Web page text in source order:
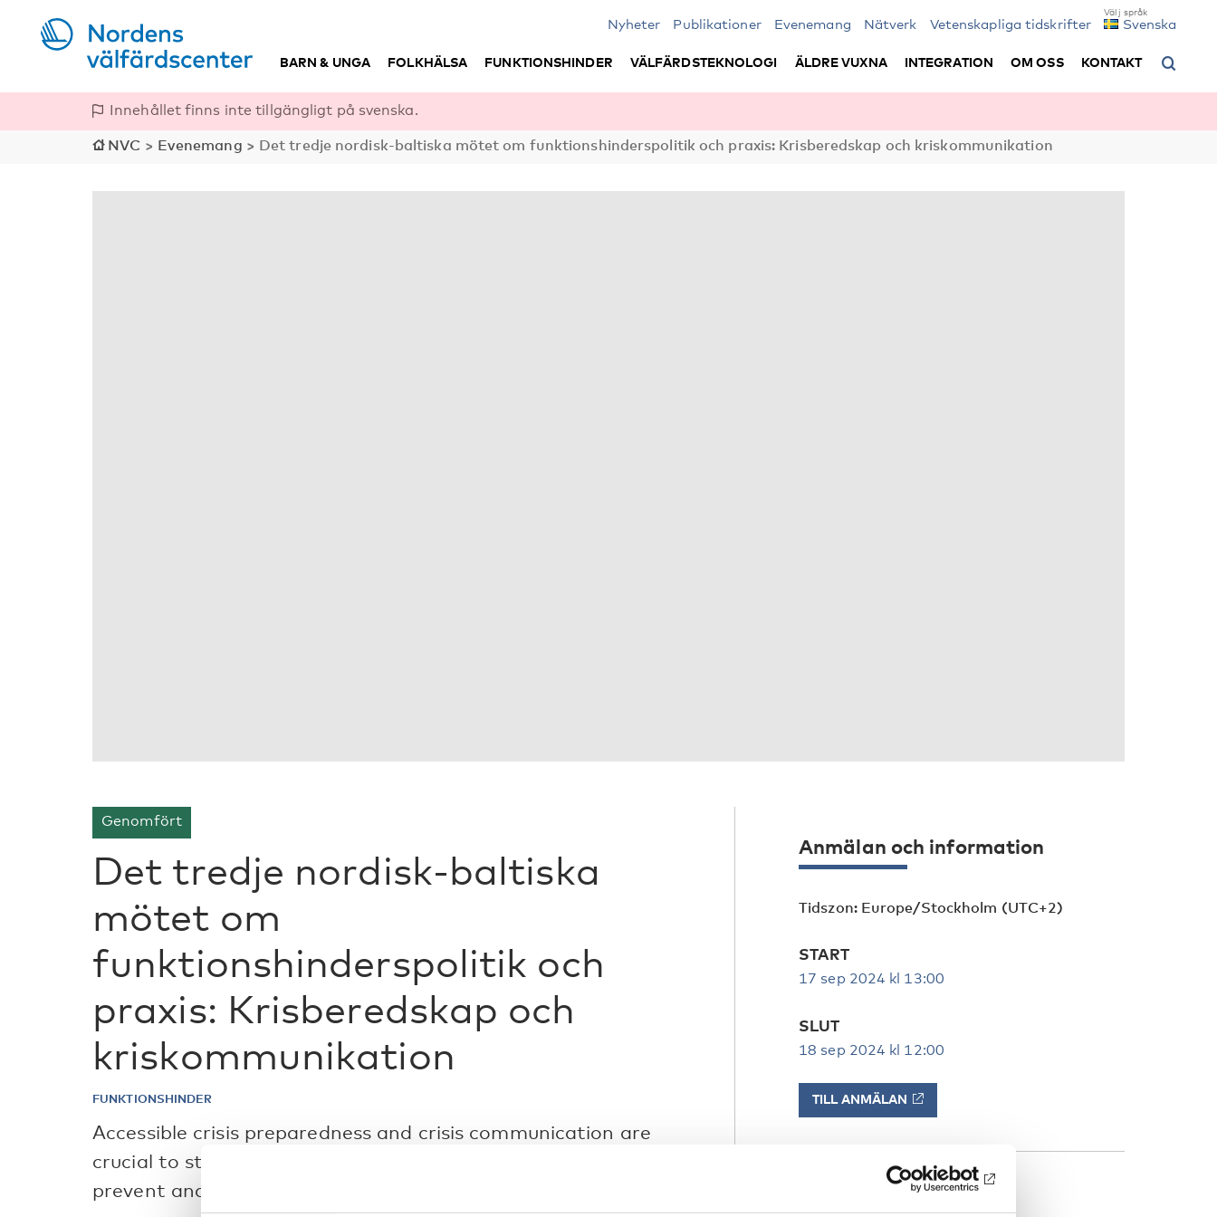
Nyheter Publikationer Evenemang Nätverk Vetenskapliga tidskrifter Svenska
BARN & UNGA FOLKHÄLSA FUNKTIONSHINDER VÄLFÄRDSTEKNOLOGI ÄLDRE VUXNA INTEGRATION OM OSS KONTAKT
Innehållet finns inte tillgängligt på svenska.
NVC > Evenemang > Det tredje nordisk-baltiska mötet om funktionshinderspolitik och praxis: Krisberedskap och kriskommunikation
Genomfört
Det tredje nordisk-baltiska
mötet om
funktionshinderspolitik och
praxis: Krisberedskap och
kriskommunikation
FUNKTIONSHINDER
Accessible crisis preparedness and crisis communication are
crucial to strengthening the Nordic-Baltic societies' ability to
prevent and manage crises and conflicts.
Anmälan och information
Tidszon: Europe/Stockholm (UTC+2)
START
17 sep 2024 kl 13:00
SLUT
18 sep 2024 kl 12:00
TILL ANMÄLAN
Program PDF